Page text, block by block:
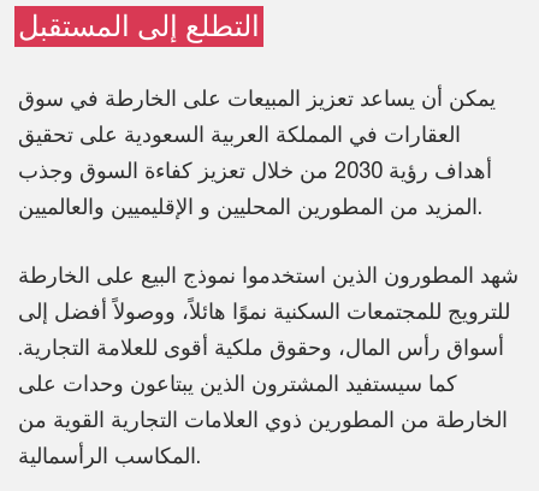
التطلع إلى المستقبل
يمكن أن يساعد تعزيز المبيعات على الخارطة في سوق
العقارات في المملكة العربية السعودية على تحقيق
أهداف رؤية 2030 من خلال تعزيز كفاءة السوق وجذب
المزيد من المطورين المحليين و الإقليميين والعالميين.
شهد المطورون الذين استخدموا نموذج البيع على الخارطة
للترويج للمجتمعات السكنية نموًا هائلاً، ووصولاً أفضل إلى
أسواق رأس المال، وحقوق ملكية أقوى للعلامة التجارية.
كما سيستفيد المشترون الذين يبتاعون وحدات على
الخارطة من المطورين ذوي العلامات التجارية القوية من
المكاسب الرأسمالية.